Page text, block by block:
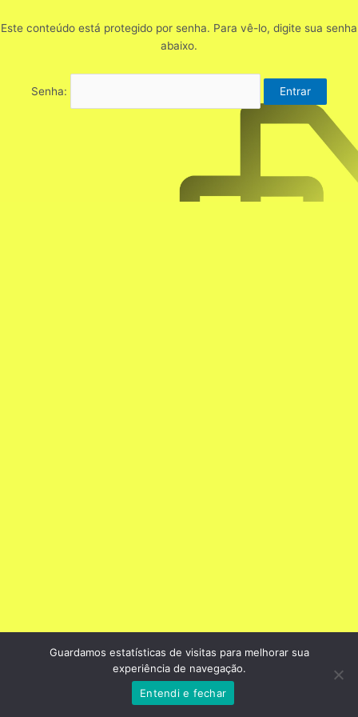
Este conteúdo está protegido por senha. Para vê-lo, digite sua senha
abaixo.
Senha:
Guardamos estatísticas de visitas para melhorar sua
experiência de navegação.
Entendi e fechar